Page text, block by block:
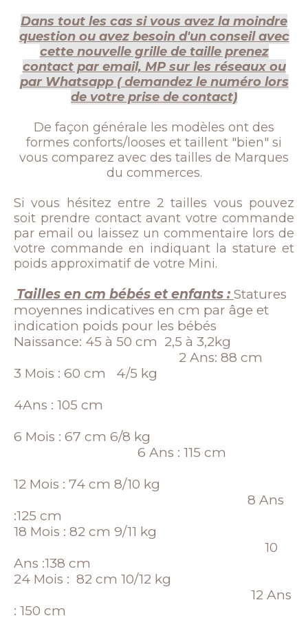
Dans tout les cas si vous avez la moindre
question ou avez besoin d'un conseil avec
cette nouvelle grille de taille prenez
contact par email, MP sur les réseaux ou
par Whatsapp ( demandez le numéro lors
de votre prise de contact)
De façon générale les modèles ont des
formes conforts/looses et taillent "bien" si
vous comparez avec des tailles de Marques
du commerces.
Si vous hésitez entre 2 tailles vous pouvez
soit prendre contact avant votre commande
par email ou laissez un commentaire lors de
votre commande en indiquant la stature et
poids approximatif de votre Mini.
Tailles en cm bébés et enfants : Statures
moyennes indicatives en cm par âge et
indication poids pour les bébés
Naissance: 45 à 50 cm 2,5 à 3,2kg
2 Ans: 88 cm
3 Mois : 60 cm 4/5 kg
4Ans : 105 cm
6 Mois : 67 cm 6/8 kg
6 Ans : 115 cm
12 Mois : 74 cm 8/10 kg
8 Ans
:125 cm
18 Mois : 82 cm 9/11 kg
10
Ans :138 cm
24 Mois : 82 cm 10/12 kg
12 Ans
: 150 cm